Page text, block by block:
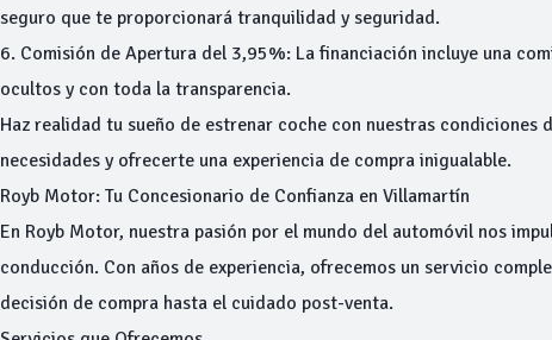
seguro que te proporcionará tranquilidad y seguridad.
6. Comisión de Apertura del 3,95%: La financiación incluye una
ocultos y con toda la transparencia.
Haz realidad tu sueño de estrenar coche con nuestras condiciones
necesidades y ofrecerte una experiencia de compra inigualable.
Royb Motor: Tu Concesionario de Confianza en Villamartín
En Royb Motor, nuestra pasión por el mundo del automóvil nos
conducción. Con años de experiencia, ofrecemos un servicio
decisión de compra hasta el cuidado post-venta.